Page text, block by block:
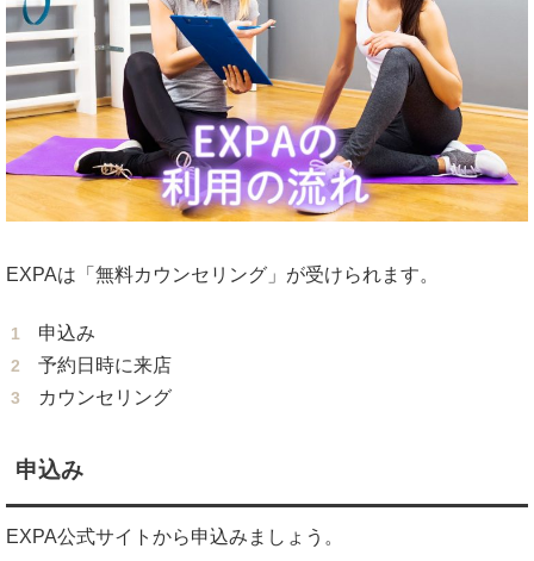
EXPAは「無料カウンセリング」が受けられます。
申込み
予約日時に来店
カウンセリング
申込み
EXPA公式サイトから申込みましょう。